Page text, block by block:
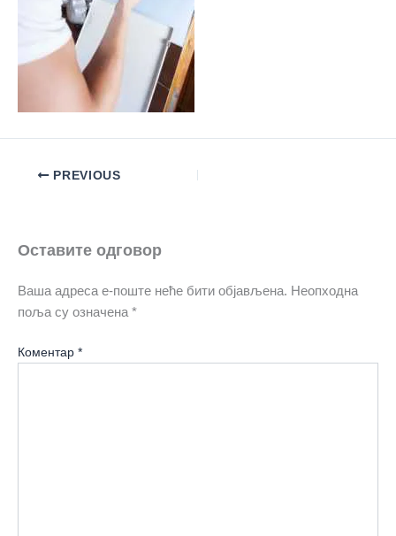
PREVIOUS
Оставите одговор
Ваша адреса е-поште неће бити објављена. Неопходна
поља су означена *
Коментар *